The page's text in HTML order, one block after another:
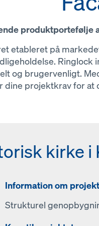
etableret på
og brugervenligt.
projektkrav for
kirke i
Information om
Strukturel
Information om
Renovering af taget